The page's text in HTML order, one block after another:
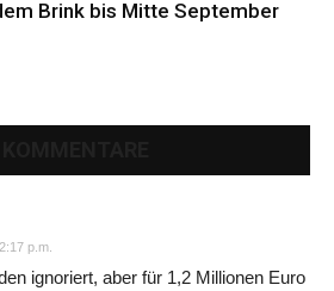
Brink bis Mitte September
p.m.
ignoriert, aber für 1,2 Millionen Euro